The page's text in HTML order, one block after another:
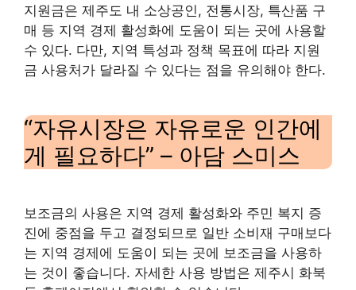
지원금은 제주도 내 소상공인, 전통시장, 특산품 구
매 등 지역 경제 활성화에 도움이 되는 곳에 사용할
수 있다. 다만, 지역 특성과 정책 목표에 따라 지원
금 사용처가 달라질 수 있다는 점을 유의해야 한다.
“자유시장은 자유로운 인간에
게 필요하다” – 아담 스미스
보조금의 사용은 지역 경제 활성화와 주민 복지 증
진에 중점을 두고 결정되므로 일반 소비재 구매보다
는 지역 경제에 도움이 되는 곳에 보조금을 사용하
는 것이 좋습니다. 자세한 사용 방법은 제주시 화북